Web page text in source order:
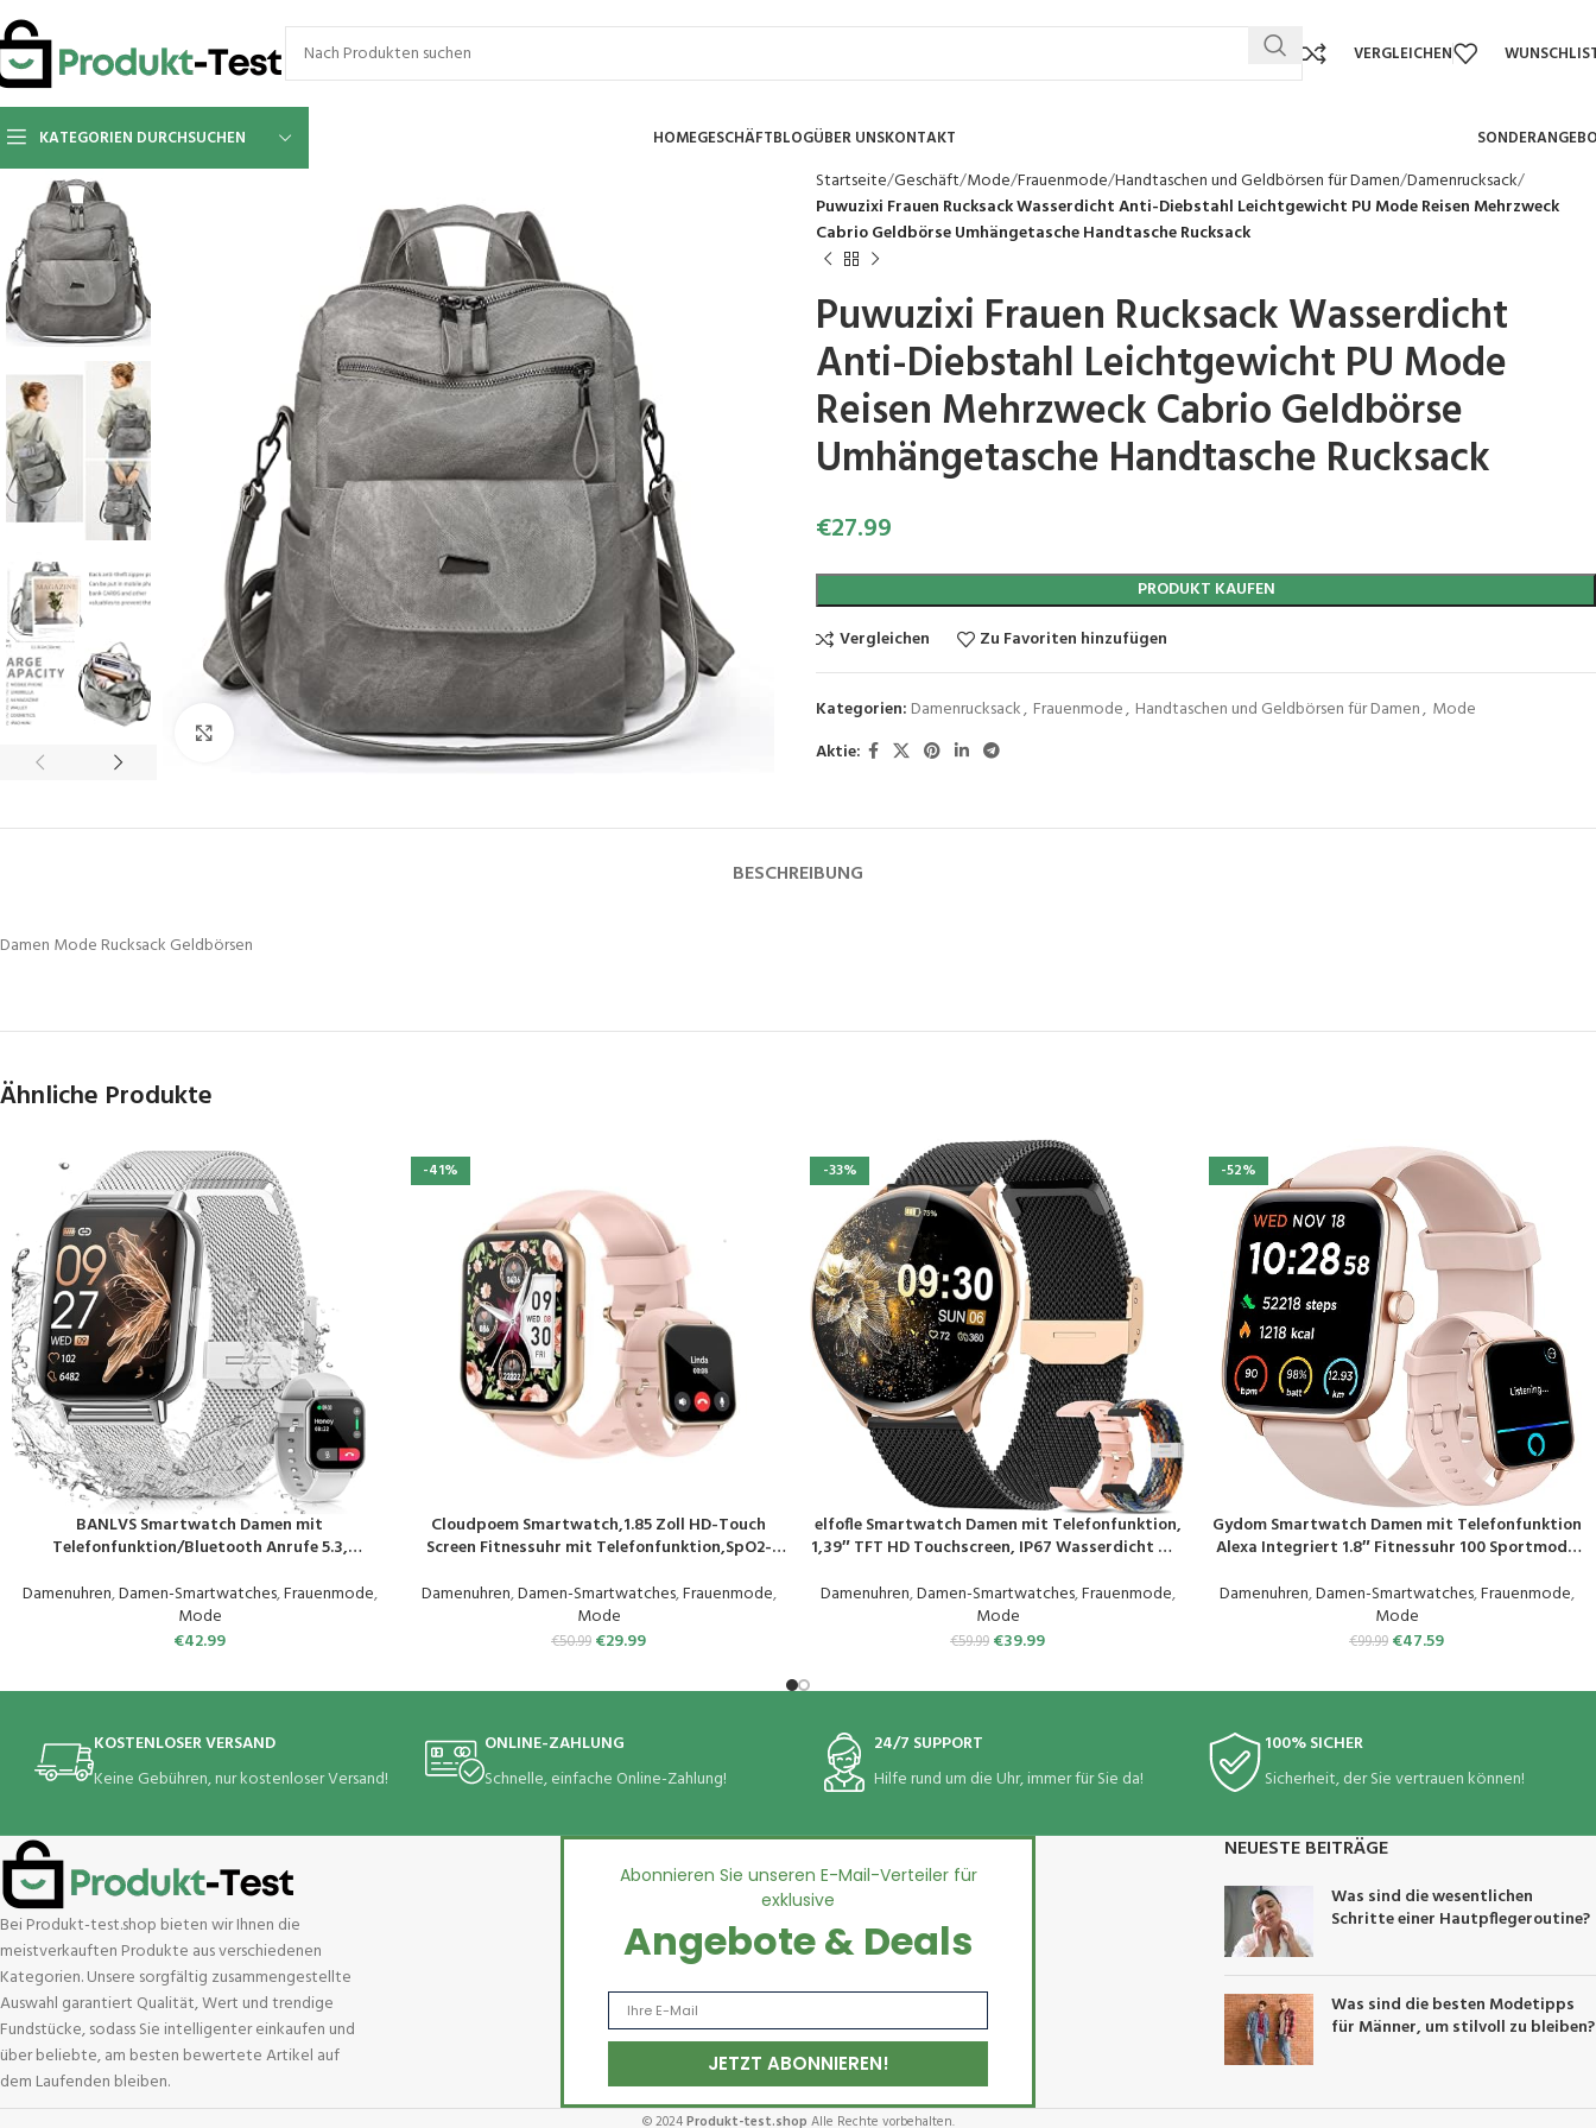
VERGLEICHEN
KATEGORIEN DURCHSUCHEN HOMEGESCHÄFTBLOGÜBER UNSKONTAKT
Click to enlarge
Startseite Geschäft Mode Frauenmode Handtaschen und Geldbörsen für Damen Damenrucksack
Puwuzixi Frauen Rucksack Wasserdicht Anti-Diebstahl Leichtgewicht PU Mode Reisen Mehrzweck
Cabrio Geldbörse Umhängetasche Handtasche Rucksack
Puwuzixi Frauen Rucksack Wasserdicht
Anti-Diebstahl Leichtgewicht PU Mode
Reisen Mehrzweck Cabrio Geldbörse
Umhängetasche Handtasche Rucksack
€27.99
PRODUKT KAUFEN
Vergleichen
Zu Favoriten hinzufügen
Kategorien: Damenrucksack, Frauenmode, Handtaschen und Geldbörsen für Damen, Mode
Aktie:
BESCHREIBUNG
Damen Mode Rucksack Geldbörsen
Ähnliche Produkte
PRODUKT KAUFEN
BANLVS Smartwatch Damen mit
Telefonfunktion/Bluetooth Anrufe 5.3,
Schlafmonitor, SpO2, IP68 Wasserdicht
Schrittzähler Fitness Tracker iOS Android Silber
Damenuhren,Damen-Smartwatches,Frauenmode,
Mode
€42.99
-41%
PRODUKT KAUFEN
Cloudpoem Smartwatch,1.85 Zoll HD-Touch
Screen Fitnessuhr mit Telefonfunktion,SpO2-
Schrittzähler Uhr 100+ Trainingsmodi Sportuhr
für Damen Herren Android iOS Handy
Damenuhren,Damen-Smartwatches,Frauenmode,
Mode
€50.99 €29.99
-33%
PRODUKT KAUFEN
elfofle Smartwatch Damen mit Telefonfunktion,
1,39″ TFT HD Touchscreen, IP67 Wasserdicht mit
Schlafmonitor,Armbanduhr für iOS Android
(Schwarz Gold)
Damenuhren,Damen-Smartwatches,Frauenmode,
Mode
€59.99 €39.99
-52%
PRODUKT KAUFEN
Gydom Smartwatch Damen mit Telefonfunktion
Alexa Integriert 1.8″ Fitnessuhr 100 Sportmodi,
Zifferblätter, Gehen, Laufen Auto Erkennung
Damenuhren,Damen-Smartwatches,Frauenmode,
Mode
€99.99 €47.59
KOSTENLOSER VERSAND
Keine Gebühren, nur kostenloser Versand!
ONLINE-ZAHLUNG
Schnelle, einfache Online-Zahlung!
24/7 SUPPORT
Hilfe rund um die Uhr, immer für Sie da!
100% SICHER
Sicherheit, der Sie vertrauen können!
Bei Produkt-test.shop bieten wir Ihnen die
meistverkauften Produkte aus verschiedenen
Kategorien. Unsere sorgfältig zusammengestellte
Auswahl garantiert Qualität, Wert und trendige
Fundstücke, sodass Sie intelligenter einkaufen und
über beliebte, am besten bewertete Artikel auf
dem Laufenden bleiben.
Abonnieren Sie unseren E-Mail-Verteiler für
exklusive
Angebote & Deals
NEUESTE BEITRÄGE
Was sind die wesentlichen
Schritte einer Hautpflegeroutine?
Was sind die besten Modetipps
für Männer, um stilvoll zu bleiben?
© 2024Produkt-test.shop Alle Rechte vorbehalten.